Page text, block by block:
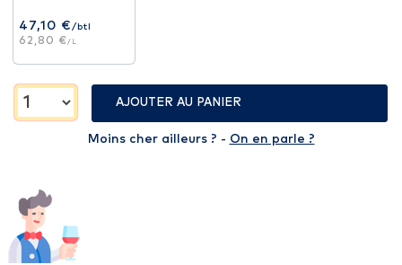
47,10 €/btl
62,80 €/L
AJOUTER AU PANIER
Moins cher ailleurs ? - On en parle ?